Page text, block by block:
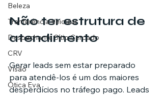
Beleza
Tranferência Veicular
Despachante Sítio Cercado
CRV
Visão
Ótica Eva
Não ter estrutura de
atendimento
Gerar leads sem estar preparado
para atendê-los é um dos maiores
desperdícios no tráfego pago. Leads